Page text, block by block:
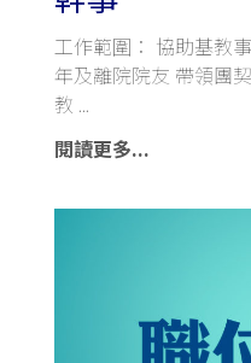
工作範圍： 協助基教
年及離院院友 帶領團
教
閱讀更多...